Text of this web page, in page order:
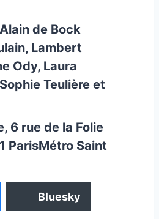
de Bock
Lambert
Ody, Laura
Teulière et
, 6 rue de la Folie
ParisMétro Saint
Bluesky